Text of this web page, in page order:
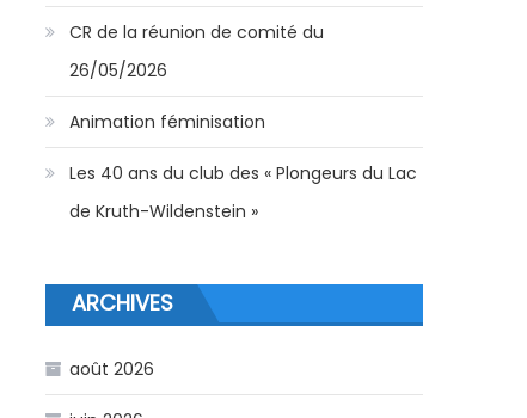
CR de la réunion de comité du
26/05/2026
Animation féminisation
Les 40 ans du club des « Plongeurs du Lac
de Kruth-Wildenstein »
ARCHIVES
août 2026